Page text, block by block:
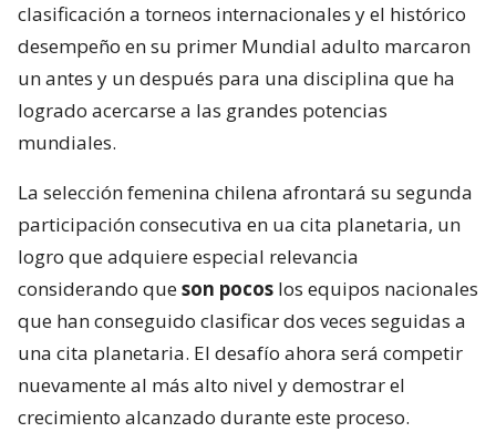
clasificación a torneos internacionales y el histórico
desempeño en su primer Mundial adulto marcaron
un antes y un después para una disciplina que ha
logrado acercarse a las grandes potencias
mundiales.
La selección femenina chilena afrontará su segunda
participación consecutiva en ua cita planetaria, un
logro que adquiere especial relevancia
considerando queson pocos los equipos nacionales
que han conseguido clasificar dos veces seguidas a
una cita planetaria. El desafío ahora será competir
nuevamente al más alto nivel y demostrar el
crecimiento alcanzado durante este proceso.